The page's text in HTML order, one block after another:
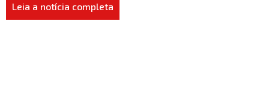
Leia a notícia completa